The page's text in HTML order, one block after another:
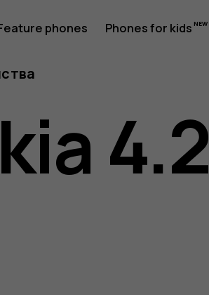
phones Phones for kids
4.2